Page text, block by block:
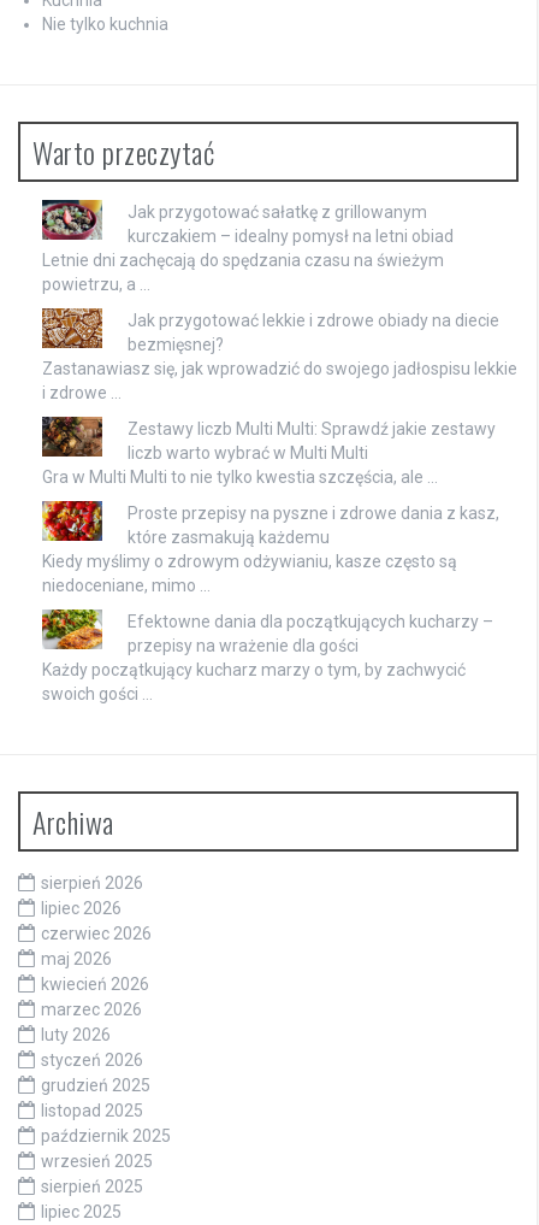
Nie tylko kuchnia
Warto przeczytać
Jak przygotować sałatkę z grillowanym
kurczakiem – idealny pomysł na letni obiad
Letnie dni zachęcają do spędzania czasu na świeżym
powietrzu, a …
Jak przygotować lekkie i zdrowe obiady na diecie
bezmięsnej?
Zastanawiasz się, jak wprowadzić do swojego jadłospisu lekkie
i zdrowe …
Zestawy liczb Multi Multi: Sprawdź jakie zestawy
liczb warto wybrać w Multi Multi
Gra w Multi Multi to nie tylko kwestia szczęścia, ale …
Proste przepisy na pyszne i zdrowe dania z kasz,
które zasmakują każdemu
Kiedy myślimy o zdrowym odżywianiu, kasze często są
niedoceniane, mimo …
Efektowne dania dla początkujących kucharzy –
przepisy na wrażenie dla gości
Każdy początkujący kucharz marzy o tym, by zachwycić
swoich gości …
Archiwa
sierpień 2026
lipiec 2026
czerwiec 2026
maj 2026
kwiecień 2026
marzec 2026
luty 2026
styczeń 2026
grudzień 2025
listopad 2025
październik 2025
wrzesień 2025
sierpień 2025
lipiec 2025